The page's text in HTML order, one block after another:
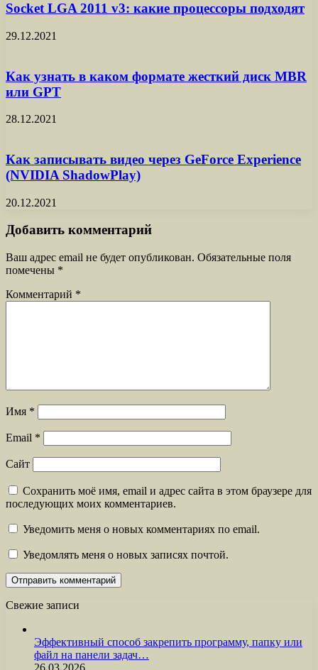
Socket LGA 2011 v3: какие процессоры подходят
29.12.2021
Как узнать в каком формате жесткий диск MBR
или GPT
28.12.2021
Как записывать видео через GeForce Experience
(NVIDIA ShadowPlay)
20.12.2021
Добавить комментарий
Ваш адрес email не будет опубликован. Обязательные поля
помечены *
Комментарий *
Имя *
Email *
Сайт
Сохранить моё имя, email и адрес сайта в этом браузере для
последующих моих комментариев.
Уведомить меня о новых комментариях по email.
Уведомлять меня о новых записях почтой.
Свежие записи
Эффективный способ закрепить программу, папку или
файл на панели задач…